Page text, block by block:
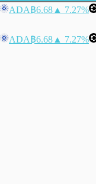
ADA฿6.68 ▲ 7.27%
ADA฿6.68 ▲ 7.27%